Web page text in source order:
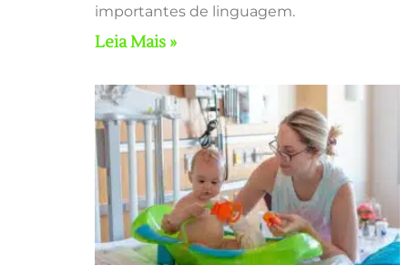
importantes de linguagem.
Leia Mais »